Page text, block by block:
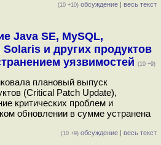
(10 +10) обсуждение | весь текст
Java SE, MySQL,
и других продуктов
уязвимостей
(10 +9)
плановый выпуск
(Critical Patch Update),
критических проблем и
обновлении в сумме устранена
(10 +9) обсуждение | весь текст